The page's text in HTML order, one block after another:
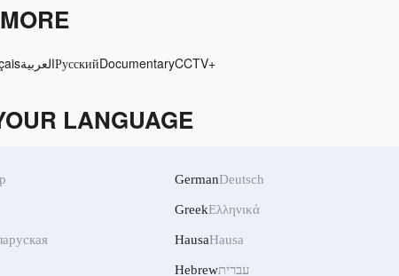
العربيةРусскийDocumentaryCCTV+
LANGUAGE
GermanDeutsch
GreekΕλληνικά
HausaHausa
Hebrewעברית